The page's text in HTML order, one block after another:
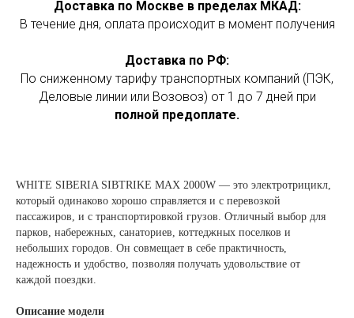
Доставка по Москве в пределах МКАД:
В течение дня, оплата происходит в момент получения
Доставка по РФ:
По сниженному тарифу транспортных компаний (ПЭК,
Деловые линии или Возовоз) от 1 до 7 дней при
полной предоплате.
WHITE SIBERIA SIBTRIKE MAX 2000W — это электротрицикл,
который одинаково хорошо справляется и с перевозкой
пассажиров, и с транспортировкой грузов. Отличный выбор для
парков, набережных, санаториев, коттеджных поселков и
небольших городов. Он совмещает в себе практичность,
надежность и удобство, позволяя получать удовольствие от
каждой поездки.
Описание модели